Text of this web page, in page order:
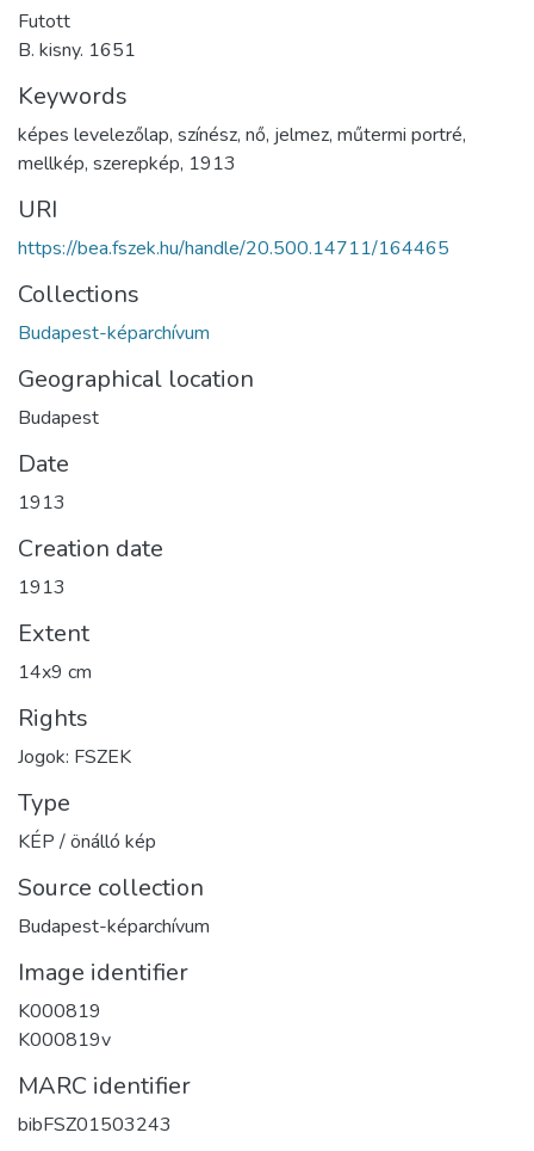
Futott
B. kisny. 1651
Keywords
képes levelezőlap, színész, nő, jelmez, műtermi portré,
mellkép, szerepkép, 1913
URI
https://bea.fszek.hu/handle/20.500.14711/164465
Collections
Budapest-képarchívum
Geographical location
Budapest
Date
1913
Creation date
1913
Extent
14x9 cm
Rights
Jogok: FSZEK
Type
KÉP / önálló kép
Source collection
Budapest-képarchívum
Image identifier
K000819
K000819v
MARC identifier
bibFSZ01503243